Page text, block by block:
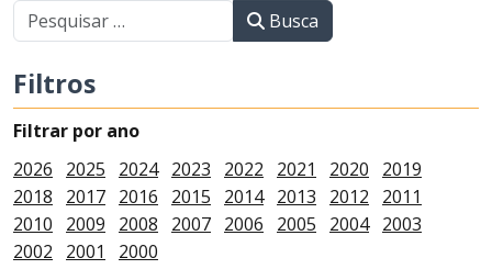
Busca
Filtros
Filtrar por ano
2026
2025 2024 2023 2022 2021 2020
2019
2018
2017 2016 2015 2014 2013 2012
2011
2010
2009 2008 2007 2006 2005 2004 2003
2002
2001 2000